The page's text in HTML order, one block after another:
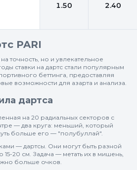
1.50 2.40
PARI
точность, но и увлекательное
ставки на дартс стали популярным
беттинга, предоставляя
возможности для азарта и анализа.
дартса
на 20 радиальных секторов с
— два круга: меньший, который
больше его — "полубуллай".
— дартсы. Они могут быть разной
20 см. Задача — метать их в мишень,
больше очков.